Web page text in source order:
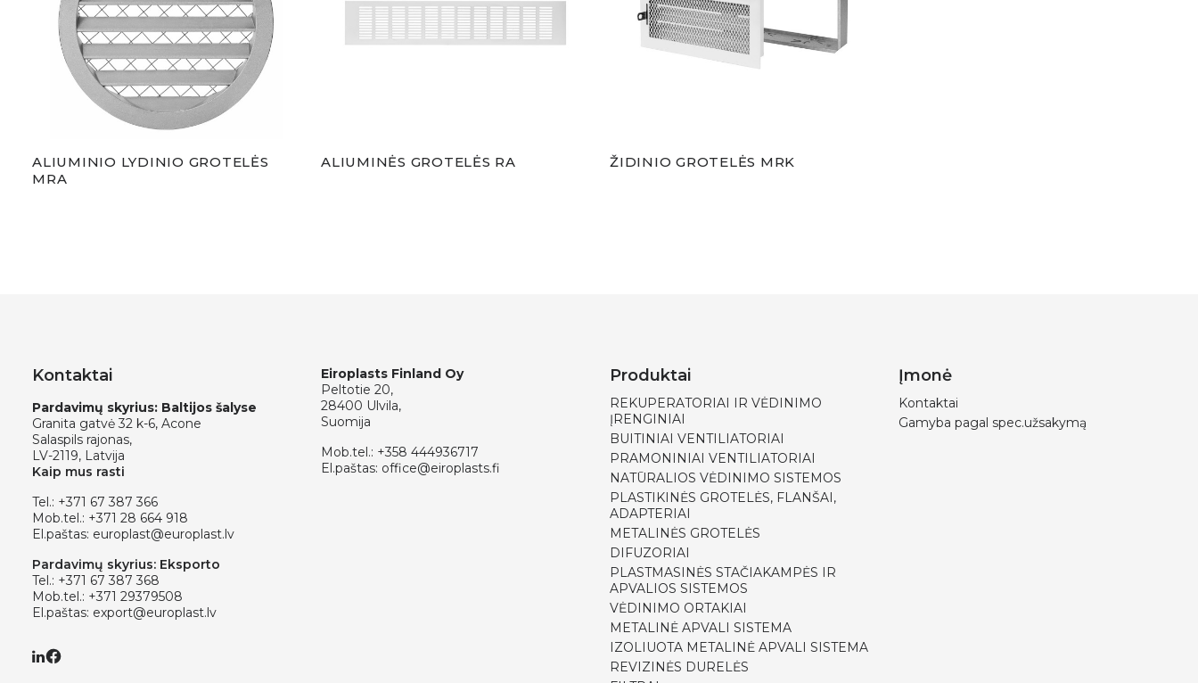
ALIUMINIO LYDINIO GROTELĖS
MRA
ALIUMINĖS GROTELĖS RA ŽIDINIO GROTELĖS MRK
Kontaktai
Pardavimų skyrius: Baltijos šalyse
Granita gatvė 32 k-6, Acone
Salaspils rajonas,
LV-2119, Latvija
Kaip mus rasti
Tel.: +371 67 387 366
Mob.tel.: +371 28 664 918
El.paštas: europlast@europlast.lv
Pardavimų skyrius: Eksporto
Tel.: +371 67 387 368
Mob.tel.: +371 29379508
El.paštas: export@europlast.lv
Eiroplasts Finland Oy
Peltotie 20,
28400 Ulvila,
Suomija
Mob.tel.: +358 444936717
El.paštas: office@eiroplasts.fi
Produktai
REKUPERATORIAI IR VĖDINIMO
ĮRENGINIAI
BUITINIAI VENTILIATORIAI
PRAMONINIAI VENTILIATORIAI
NATŪRALIOS VĖDINIMO SISTEMOS
PLASTIKINĖS GROTELĖS, FLANŠAI,
ADAPTERIAI
METALINĖS GROTELĖS
DIFUZORIAI
PLASTMASINĖS STAČIAKAMPĖS IR
APVALIOS SISTEMOS
VĖDINIMO ORTAKIAI
METALINĖ APVALI SISTEMA
IZOLIUOTA METALINĖ APVALI SISTEMA
REVIZINĖS DURELĖS
Įmonė
Kontaktai
Gamyba pagal spec.užsakymą